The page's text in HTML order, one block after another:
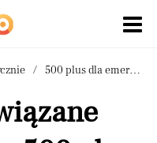
500 plus dla emeryta